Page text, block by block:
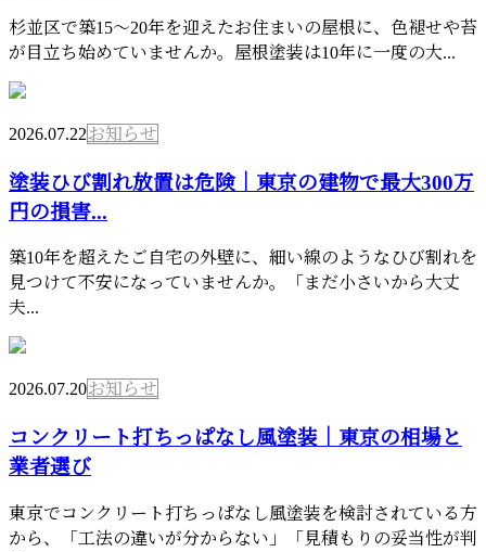
杉並区で築15〜20年を迎えたお住まいの屋根に、色褪せや苔
が目立ち始めていませんか。屋根塗装は10年に一度の大...
2026.07.22お知らせ
塗装ひび割れ放置は危険｜東京の建物で最大300万
円の損害...
築10年を超えたご自宅の外壁に、細い線のようなひび割れを
見つけて不安になっていませんか。「まだ小さいから大丈
夫...
2026.07.20お知らせ
コンクリート打ちっぱなし風塗装｜東京の相場と
業者選び
東京でコンクリート打ちっぱなし風塗装を検討されている方
から、「工法の違いが分からない」「見積もりの妥当性が判